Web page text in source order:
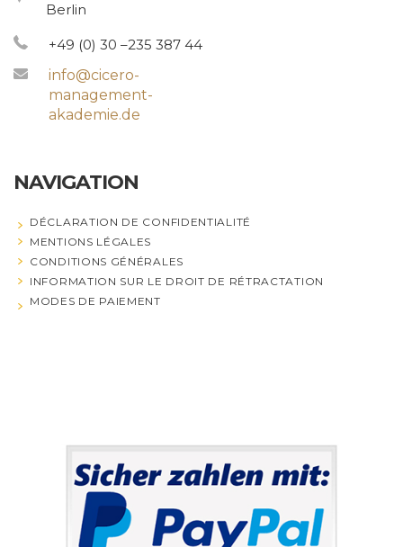
Berlin
+49 (0) 30 –235 387 44
info@cicero-
management-
akademie.de
NAVIGATION
DÉCLARATION DE CONFIDENTIALITÉ
MENTIONS LÉGALES
CONDITIONS GÉNÉRALES
INFORMATION SUR LE DROIT DE RÉTRACTATION
MODES DE PAIEMENT